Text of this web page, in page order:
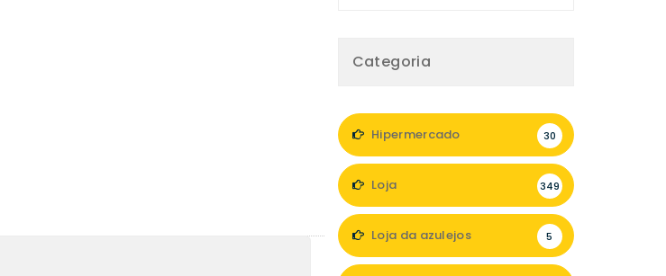
Categoria
Hipermercado 30
Loja 349
Loja da azulejos 5